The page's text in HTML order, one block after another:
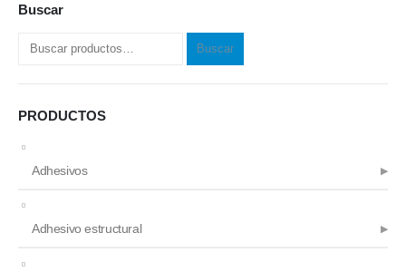
en
Buscar
Buscar
Buscar
PRODUCTOS
Adhesivos
Adhesivo estructural